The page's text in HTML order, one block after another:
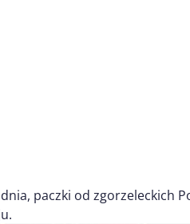
paczki od zgorzeleckich